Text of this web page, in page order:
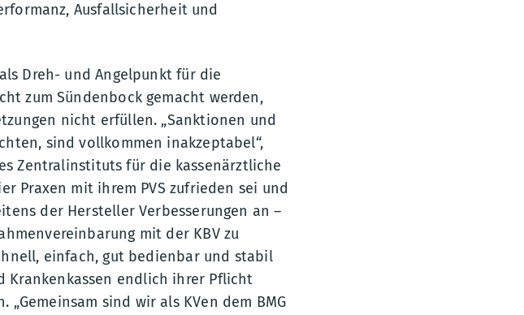
Ausfallsicherheit und
Dreh- und Angelpunkt für die
zum Sündenbock gemacht werden,
nicht erfüllen. „Sanktionen und
sind vollkommen inakzeptabel“,
Zentralinstituts für die kassenärztliche
Praxen mit ihrem PVS zufrieden sei und
der Hersteller Verbesserungen an –
mit der KBV zu
einfach, gut bedienbar und stabil
Krankenkassen endlich ihrer Pflicht
sind wir als KVen dem BMG